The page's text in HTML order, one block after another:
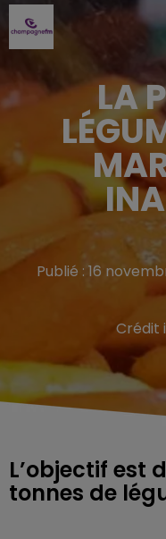
LA
Publié : 16
Crédit
L’objectif est
tonnes de